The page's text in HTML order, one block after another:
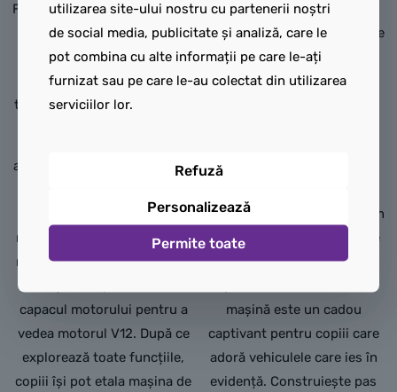
Fanii Ferrari se vor bucura să
asambleze toate dotările
autentice inspirate de la
modelul real, apoi să-i
testeze funcțiile interesante.
această versiune are portiere
deschid și o capotă care se
ridică. Testează diferențialul
realist și observă pistoanele
capacul motorului pentru a
vedea motorul V12. După ce
explorează toate funcțiile,
copiii își pot etala mașina de
exprima personalitatea
înlocuind 8 detalii diferite ale
mașinii, printre care capota,
splitter-ul frontal, ușile,
Designul e doar începutul!
partea de sus pentru a vira în
timp ce copiii creează curse
propulsate de motorul cu 8
mașină este un cadou
captivant pentru copiii care
adoră vehiculele care ies în
evidență. Construiește pas
utilizarea site-ului nostru cu partenerii noștri
de social media, publicitate și analiză, care le
pot combina cu alte informații pe care le-ați
furnizat sau pe care le-au colectat din utilizarea
serviciilor lor.
Refuză
Personalizează
Permite toate